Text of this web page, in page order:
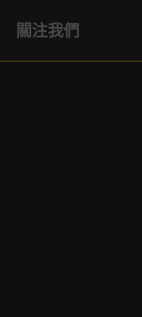
關注我們